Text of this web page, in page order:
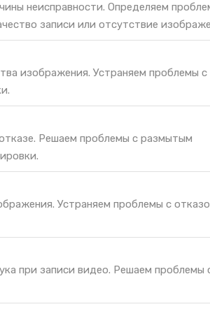
неисправности. Определяем
записи или отсутствие
изображения. Устраняем проблемы
Решаем проблемы с размытым
Устраняем проблемы с
при записи видео. Решаем проблемы